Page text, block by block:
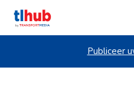
Publiceer